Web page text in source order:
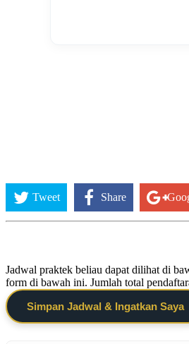
Tweet Share
Jadwal praktek beliau dapat dilihat di
form di bawah ini. Jumlah total
Simpan Jadwal & Ingatkan Saya